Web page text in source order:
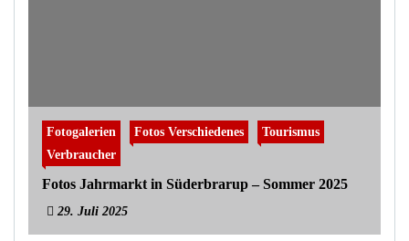
Fotogalerien Fotos Verschiedenes
Tourismus
Verbraucher
Fotos Jahrmarkt in Süderbrarup – Sommer 2025
29. Juli 2025